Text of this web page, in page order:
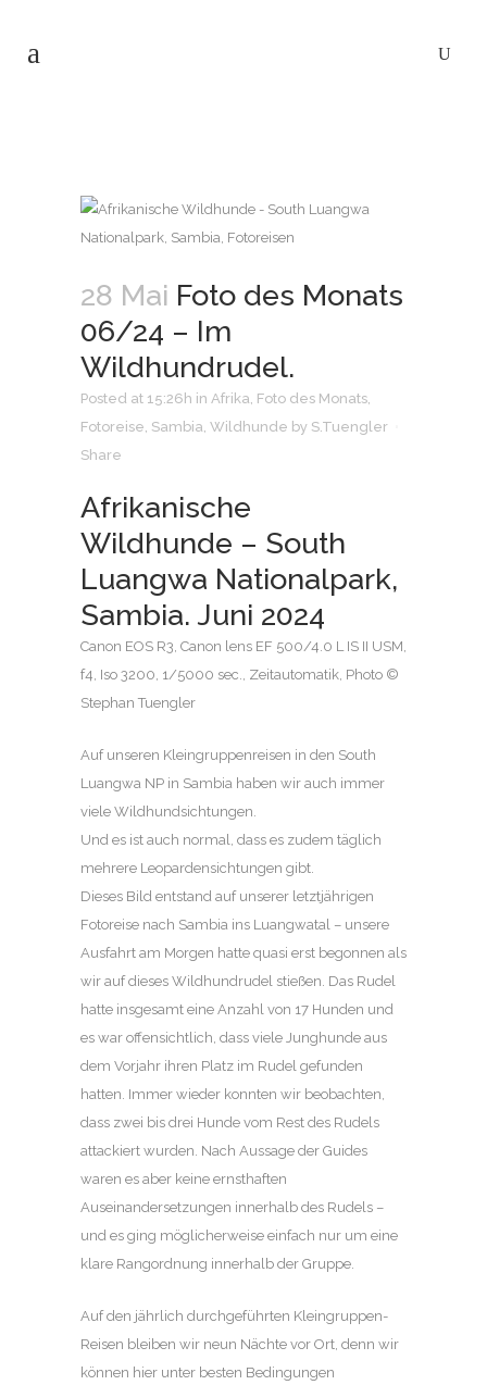
28 Mai Foto des Monats
06/24 – Im
Wildhundrudel.
Posted at 15:26h in Afrika, Foto des Monats,
Fotoreise, Sambia, Wildhunde by S.Tuengler
Share
Afrikanische
Wildhunde – South
Luangwa Nationalpark,
Sambia. Juni 2024
Canon EOS R3, Canon lens EF 500/4.0 L IS II USM,
f4, Iso 3200, 1/5000 sec., Zeitautomatik, Photo ©
Stephan Tuengler
Auf unseren Kleingruppenreisen in den South
Luangwa NP in Sambia haben wir auch immer
viele Wildhundsichtungen.
Und es ist auch normal, dass es zudem täglich
mehrere Leopardensichtungen gibt.
Dieses Bild entstand auf unserer letztjährigen
Fotoreise nach Sambia ins Luangwatal – unsere
Ausfahrt am Morgen hatte quasi erst begonnen als
wir auf dieses Wildhundrudel stießen. Das Rudel
hatte insgesamt eine Anzahl von 17 Hunden und
es war offensichtlich, dass viele Junghunde aus
dem Vorjahr ihren Platz im Rudel gefunden
hatten. Immer wieder konnten wir beobachten,
dass zwei bis drei Hunde vom Rest des Rudels
attackiert wurden. Nach Aussage der Guides
waren es aber keine ernsthaften
Auseinandersetzungen innerhalb des Rudels –
und es ging möglicherweise einfach nur um eine
klare Rangordnung innerhalb der Gruppe.
Auf den jährlich durchgeführten Kleingruppen-
Reisen bleiben wir neun Nächte vor Ort, denn wir
können hier unter besten Bedingungen